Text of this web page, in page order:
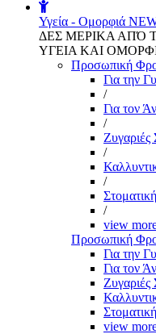
Υγεία - Ομορφιά
ΔΕΣ ΜΕΡΙΚΑ ΑΠΌ
ΥΓΕΙΑ ΚΑΙ
Προσωπική
Για την
/
Για τον
/
/
/
/
view
Προσωπική
Για την
Για τον
view